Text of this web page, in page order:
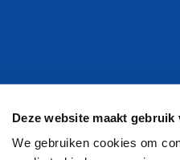
Deze website maakt gebruik
We gebruiken cookies om
RAADHUIS.com